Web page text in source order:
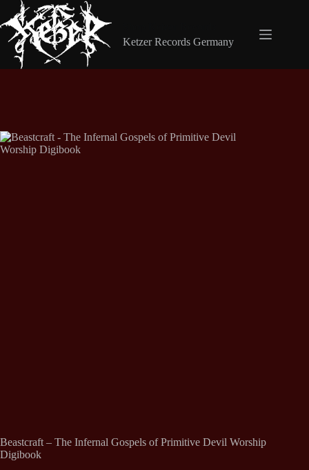
Inhalt
springen
Ketzer Records Germany
Beastcraft – The Infernal Gospels of Primitive Devil Worship
Digibook